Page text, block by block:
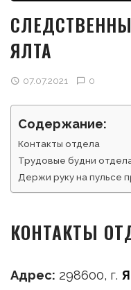
ЯЛТА
07.07.2021 0
Содержание:
Контакты отдела
Трудовые будни
Держи руку на пульсе
КОНТАКТЫ
Адрес: 298600, г.